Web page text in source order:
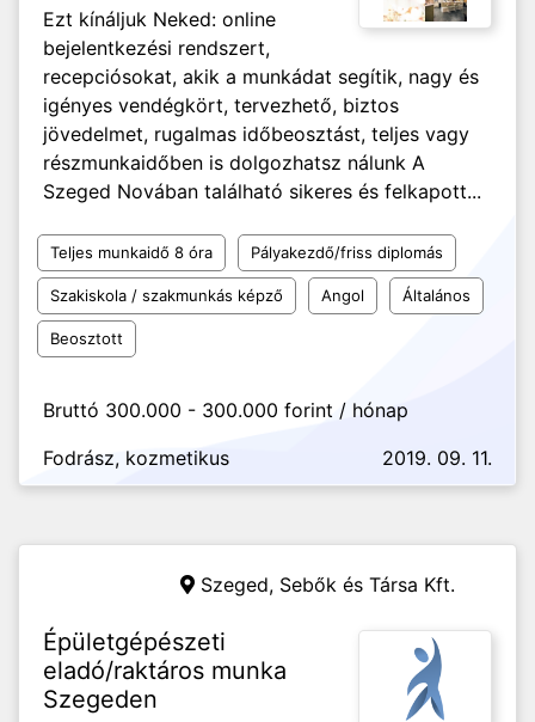
Ezt kínáljuk Neked: online
bejelentkezési rendszert,
recepciósokat, akik a munkádat segítik, nagy és
igényes vendégkört, tervezhető, biztos
jövedelmet, rugalmas időbeosztást, teljes vagy
részmunkaidőben is dolgozhatsz nálunk A
Szeged Novában található sikeres és felkapott...
Teljes munkaidő 8 óra Pályakezdő/friss diplomás
Szakiskola / szakmunkás képző Angol Általános
Beosztott
Bruttó 300.000 - 300.000 forint / hónap
Fodrász, kozmetikus
2019. 09. 11.
Szeged, Sebők és Társa Kft.
Épületgépészeti
eladó/raktáros munka
Szegeden